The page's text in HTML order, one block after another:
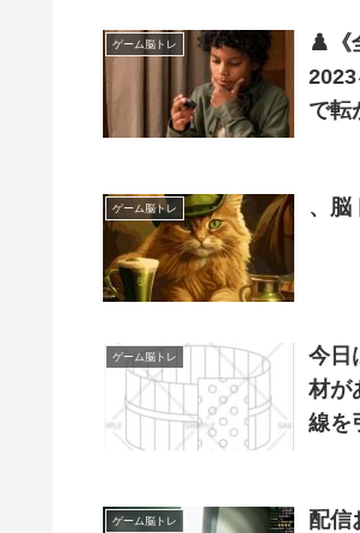
ゲーム脳トレ
♟️《全30
で転がせた
ゲーム脳トレ 、脳
ゲーム脳トレ
今日は ですね！ 介護アンテナでは、無料で使える風
材が
線を
ゲーム脳トレ
配信